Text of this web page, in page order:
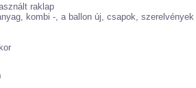
raklap
kombi -, a ballon új, csapok, szerelvények